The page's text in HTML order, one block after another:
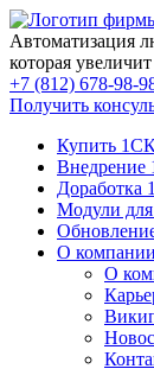
Автоматизация
которая
+7 (812) 678-98-
Получить
Купить 1С
Внедрение
Доработка
Модули
О компании
О